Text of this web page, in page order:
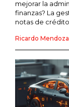
GESTIÓN DEL
LIDERAZGO
EMPRENDIMIENTO
PLANIFICACIÓN
mejorar la
finanzas? La
notas de
Ricardo Mendoza